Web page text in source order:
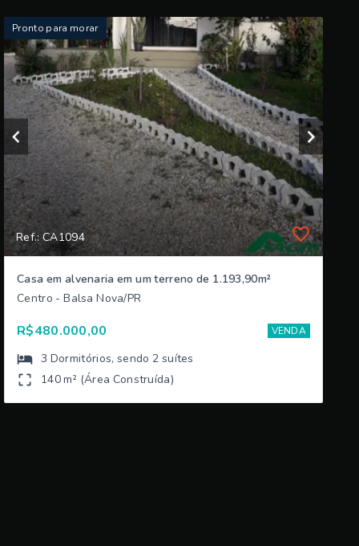
Pronto para morar
Ref.: CA1094
Casa em alvenaria em um terreno de 1.193,90m²
Centro - Balsa Nova/PR
R$480.000,00 VENDA
3 Dormitórios, sendo 2 suítes
140 m² (Área Construída)